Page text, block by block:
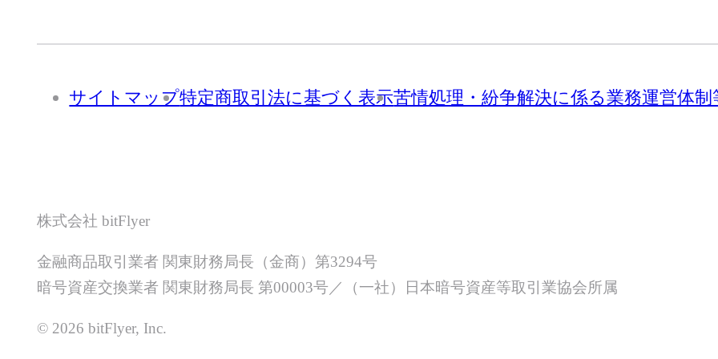
サイトマップ特定商取引法に基づく表示苦情処理・紛争解決に係る業務運営体制
株式会社 bitFlyer
金融商品取引業者 関東財務局長（金商）第3294号
暗号資産交換業者 関東財務局長 第00003号／（一社）日本暗号資産等取引業協会所属
© 2026 bitFlyer, Inc.